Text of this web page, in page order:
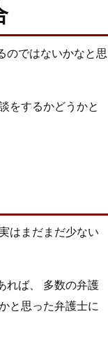
のではないかなと思
をするかどうかと
はまだまだ少ない
れば、 多数の弁護
と思った弁護士に